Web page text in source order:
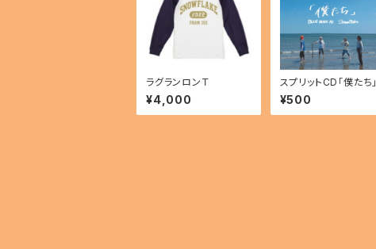
ラグランロンＴ
¥4,000
スプリットCD「僕たち」
¥500